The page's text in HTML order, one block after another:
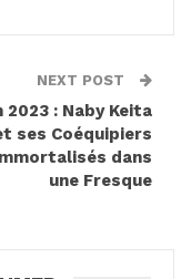
NEXT POST
2023 : Naby Keita
ses Coéquipiers
dans
une Fresque